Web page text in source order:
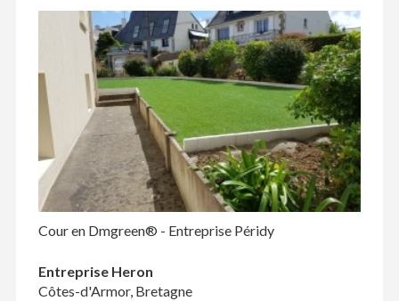
Cour en Dmgreen® - Entreprise Péridy
Entreprise Heron
Côtes-d'Armor, Bretagne